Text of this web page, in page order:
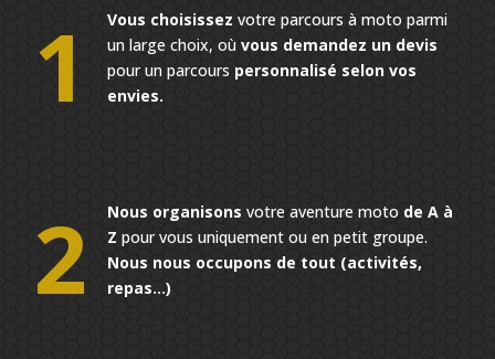
1 Vous choisissez votre parcours à moto parmi
un large choix, oùvous demandez un devis
pour un parcours personnalisé selon vos
envies.
2 Nous organisons votre aventure moto de A à
Z pour vous uniquement ou en petit groupe.
Nous nous occupons de tout (activités,
repas…)